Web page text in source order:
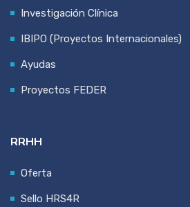
Investigación Clínica
IBIPO (Proyectos Internacionales)
Ayudas
Proyectos FEDER
RRHH
Oferta
Sello HRS4R